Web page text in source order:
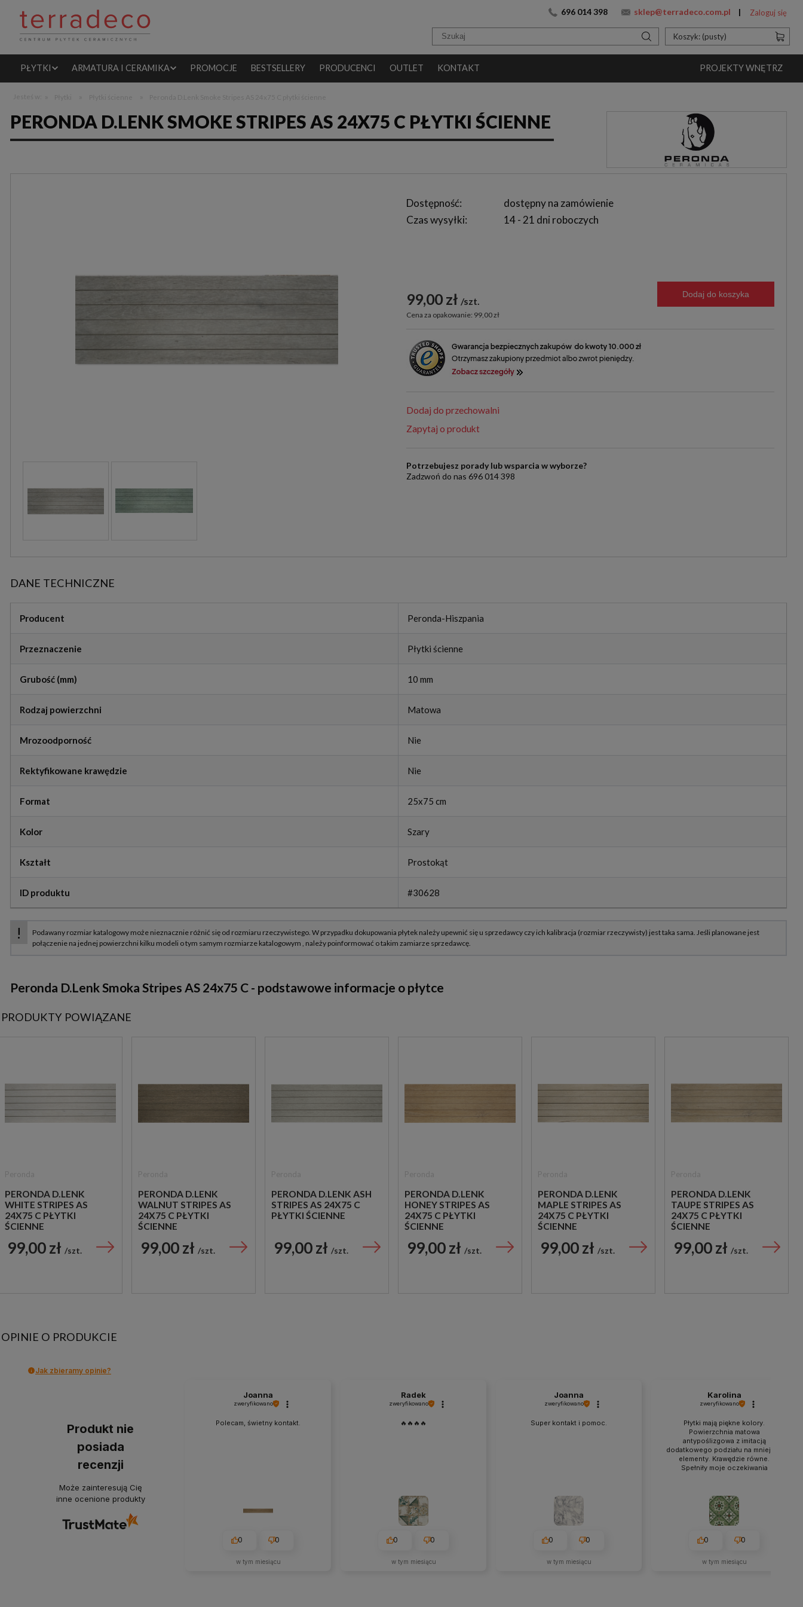
696 014 398 sklep@terradeco.com.pl Zaloguj się
Koszyk: (pusty)
PŁYTKI ARMATURA I CERAMIKA PROMOCJE BESTSELLERY PRODUCENCI OUTLET KONTAKT PROJEKTY WNĘTRZ
PERONDA D.LENK SMOKE STRIPES AS 24X75 C PŁYTKI ŚCIENNE
Dostępność:
dostępny na zamówienie
Czas wysyłki:
14 - 21 dni roboczych
99,00 zł szt.
Cena za opakowanie: 99,00 zł
Dodaj do koszyka
Dodaj do przechowalni
Zapytaj o produkt
Potrzebujesz porady lub wsparcia w wyborze?
Zadzwoń do nas 696 014 398
DANE TECHNICZNE
Producent Peronda-Hiszpania
Przeznaczenie Płytki ścienne
Grubość (mm) 10 mm
Rodzaj powierzchni Matowa
Mrozoodporność Nie
Rektyfikowane krawędzie Nie
Format 25x75 cm
Kolor Szary
Kształt Prostokąt
ID produktu #30628
Peronda D.Lenk Smoka Stripes AS 24x75 C - podstawowe informacje o płytce
PRODUKTY POWIĄZANE
PERONDA D.LENK
WHITE STRIPES AS
24X75 C PŁYTKI
ŚCIENNE
99,00 zł szt.
PERONDA D.LENK
WALNUT STRIPES AS
24X75 C PŁYTKI
ŚCIENNE
99,00 zł szt.
PERONDA D.LENK ASH
STRIPES AS 24X75 C
PŁYTKI ŚCIENNE
99,00 zł szt.
PERONDA D.LENK
HONEY STRIPES AS
24X75 C PŁYTKI
ŚCIENNE
99,00 zł szt.
PERONDA D.LENK
MAPLE STRIPES AS
24X75 C PŁYTKI
ŚCIENNE
99,00 zł szt.
PERONDA D.LENK
TAUPE STRIPES AS
24X75 C PŁYTKI
ŚCIENNE
99,00 zł szt.
OPINIE O PRODUKCIE
Jak zbieramy opinie?
Produkt nie
posiada
recenzji
Może zainteresują Cię
inne ocenione produkty
Joanna
zweryfikowano
Polecam, świetny kontakt.
0 0
w tym miesiącu
Radek
zweryfikowano
🔥🔥🔥🔥
0 0
w tym miesiącu
Joanna
zweryfikowano
Super kontakt i pomoc.
0 0
w tym miesiącu
Karolina
zweryfikowano
Płytki mają piękne kolory.
Powierzchnia matowa
antypoślizgowa z imitacją
dodatkowego podziału na mniejsze
elementy. Krawędzie równe.
Spełniły moje oczekiwania
0 0
w tym miesiącu